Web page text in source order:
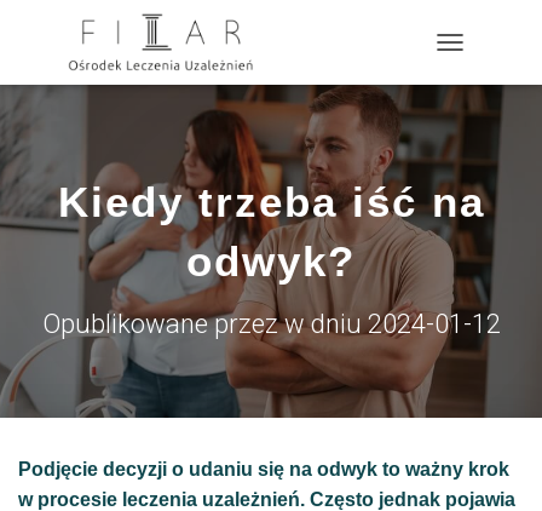
R
C
Z
N
W
I
G
A
Kiedy trzeba iść na
odwyk?
Opublikowane przezw dniu2024-01-12
Podjęcie decyzji o udaniu się na odwyk to ważny krok
w procesie leczenia uzależnień. Często jednak pojawia